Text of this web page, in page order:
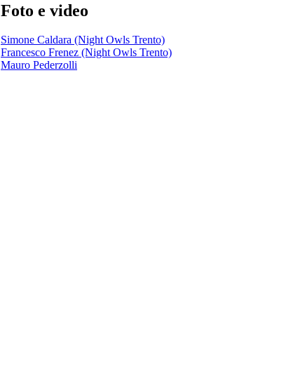
Foto e video
Simone Caldara (Night Owls Trento)
Francesco Frenez (Night Owls Trento)
Mauro Pederzolli